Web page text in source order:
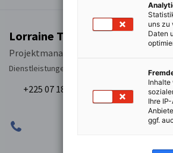
Lorraine Tano
Projektmanagerin
Dienstleistungen
+225 07 18 16 06 45
uns zu
Daten
Inhalte
Ihre
ggf.